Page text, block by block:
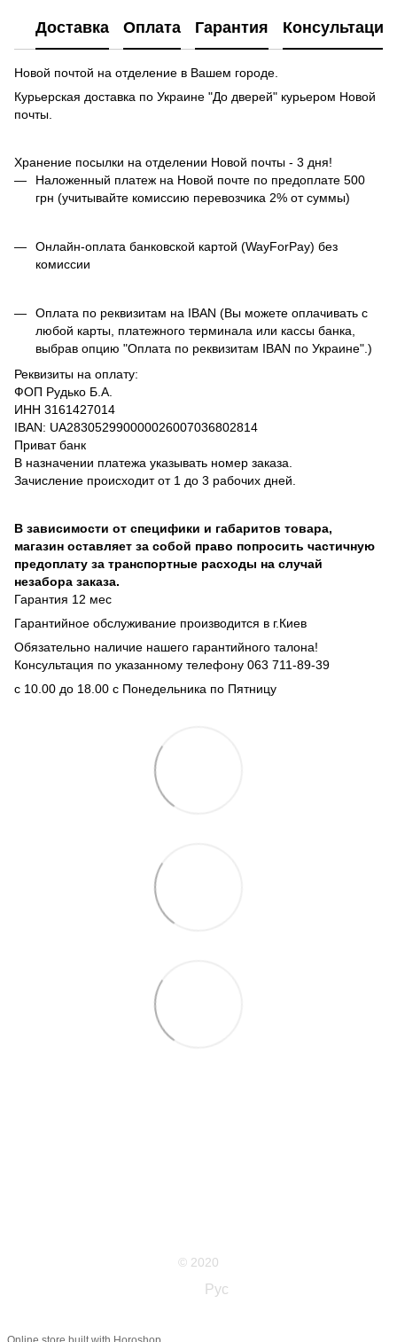
Доставка Оплата Гарантия Консультация
Новой почтой на отделение в Вашем городе.
Курьерская доставка по Украине "До дверей" курьером Новой
почты.
Хранение посылки на отделении Новой почты - 3 дня!
Наложенный платеж на Новой почте по предоплате 500
грн (учитывайте комиссию перевозчика 2% от суммы)
Онлайн-оплата банковской картой (WayForPay) без
комиссии
Оплата по реквизитам на IBAN (Вы можете оплачивать с
любой карты, платежного терминала или кассы банка,
выбрав опцию "Оплата по реквизитам IBAN по Украине".)
Реквизиты на оплату:
ФОП Рудько Б.А.
ИНН 3161427014
IBAN: UA283052990000026007036802814
Приват банк
В назначении платежа указывать номер заказа.
Зачисление происходит от 1 до 3 рабочих дней.
В зависимости от специфики и габаритов товара,
магазин оставляет за собой право попросить частичную
предоплату за транспортные расходы на случай
незабора заказа.
Гарантия 12 мес
Гарантийное обслуживание производится в г.Киев
Обязательно наличие нашего гарантийного талона!
Консультация по указанному телефону 063 711-89-39
с 10.00 до 18.00 с Понедельника по Пятницу
© 2020
Рус